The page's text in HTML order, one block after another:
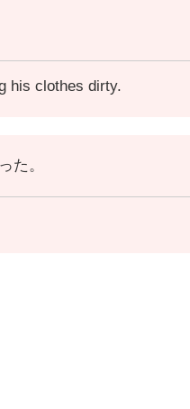
his clothes dirty.
た。